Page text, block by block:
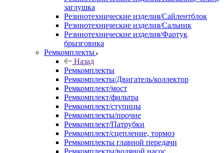
заглушка
Резинотехнические изделия/Сайлентблок
Резинотехнические изделия/Сальник
Резинотехнические изделия/Фартук
брызговика
Ремкомплекты
Назад
Ремкомплекты
Ремкомплекты/Двигатель/коллектор
Ремкомплект/мост
Ремкомплект/фильтра
Ремкомплект/ступицы
Ремкомплекты/прочие
Ремкомплект/Патрубки
Ремкомплект/сцепление, тормоз
Ремкомплекты главной передачи
Ремкомплекты/водяной насос